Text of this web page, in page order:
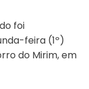
foi
feira (1º)
do Mirim, em